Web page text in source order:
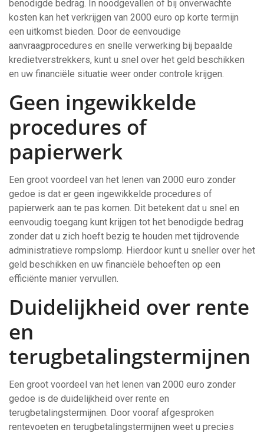
benodigde bedrag. In noodgevallen of bij onverwachte
kosten kan het verkrijgen van 2000 euro op korte termijn
een uitkomst bieden. Door de eenvoudige
aanvraagprocedures en snelle verwerking bij bepaalde
kredietverstrekkers, kunt u snel over het geld beschikken
en uw financiële situatie weer onder controle krijgen.
Geen ingewikkelde
procedures of
papierwerk
Een groot voordeel van het lenen van 2000 euro zonder
gedoe is dat er geen ingewikkelde procedures of
papierwerk aan te pas komen. Dit betekent dat u snel en
eenvoudig toegang kunt krijgen tot het benodigde bedrag
zonder dat u zich hoeft bezig te houden met tijdrovende
administratieve rompslomp. Hierdoor kunt u sneller over het
geld beschikken en uw financiële behoeften op een
efficiënte manier vervullen.
Duidelijkheid over rente
en
terugbetalingstermijnen
Een groot voordeel van het lenen van 2000 euro zonder
gedoe is de duidelijkheid over rente en
terugbetalingstermijnen. Door vooraf afgesproken
rentevoeten en terugbetalingstermijnen weet u precies